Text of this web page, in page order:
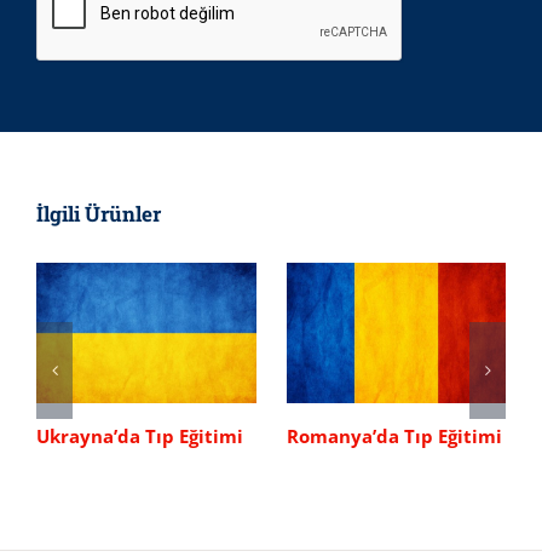
İlgili Ürünler
Romanya’da Tıp Eğitimi
Bulgaristan’da Tıp